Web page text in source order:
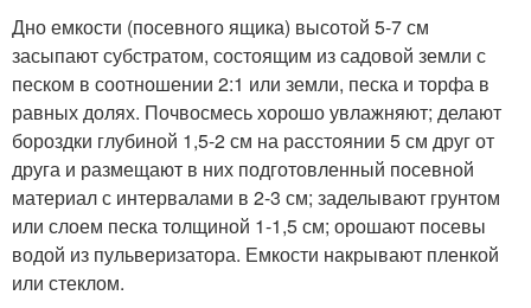
Дно емкости (посевного ящика) высотой 5-7 см
засыпают субстратом, состоящим из садовой земли с
песком в соотношении 2:1 или земли, песка и торфа в
равных долях. Почвосмесь хорошо увлажняют; делают
бороздки глубиной 1,5-2 см на расстоянии 5 см друг от
друга и размещают в них подготовленный посевной
материал с интервалами в 2-3 см; заделывают грунтом
или слоем песка толщиной 1-1,5 см; орошают посевы
водой из пульверизатора. Емкости накрывают пленкой
или стеклом.